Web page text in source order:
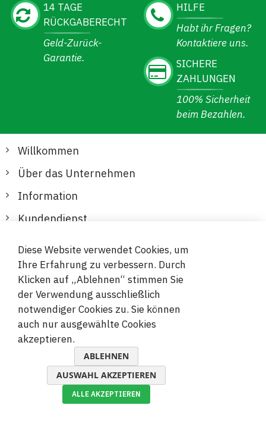
14 TAGE
RÜCKGABERECHT
Geld-Zurück-
Garantie.
HILFE
Habt ihr Fragen?
Kontaktiere uns.
SICHERE
ZAHLUNGEN
100% Sicherheit
beim Bezahlen.
Willkommen
Über das Unternehmen
Information
Kundendienst
Sichere und bequeme Zahlungen
© 2019-2026 Megamix s.r.o.
Diese Website verwendet Cookies, um
Ihre Erfahrung zu verbessern. Durch
Klicken auf „Ablehnen“ stimmen Sie
der Verwendung ausschließlich
notwendiger Cookies zu. Sie können
auch nur ausgewählte Cookies
akzeptieren.
ABLEHNEN
AUSWAHL AKZEPTIEREN
ALLE AKZEPTIEREN